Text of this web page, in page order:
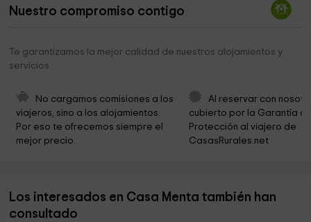
Dios
Cementerio de Constantina 2,5 km
Area Recreativa Molino del Corcho 10,2 km
Ermita Virgen del Monte de Cazalla de la Sierra 10,5 km
Oficina de turismo e informancion
Nuestro compromiso contigo
Te garantizamos la mejor calidad de nuestros alojamientos y
servicios
No cargamos comisiones a los
viajeros, sino a los alojamientos.
Por eso te ofrecemos siempre el
mejor precio.
Al reservar con
cubierto por la Garantía
Protección al viajero de
CasasRurales.net
Los interesados en Casa Menta también han
consultado